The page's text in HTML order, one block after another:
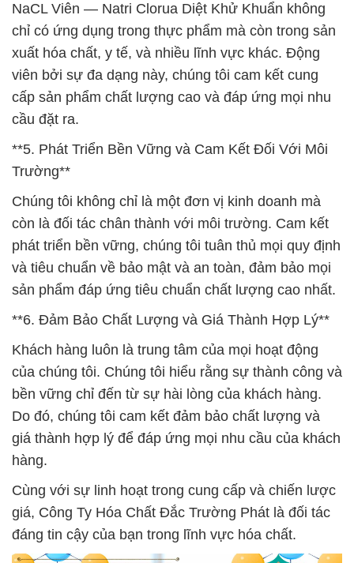
NaCL Viên — Natri Clorua Diệt Khử Khuẩn không
chỉ có ứng dụng trong thực phẩm mà còn trong sản
xuất hóa chất, y tế, và nhiều lĩnh vực khác. Động
viên bởi sự đa dạng này, chúng tôi cam kết cung
cấp sản phẩm chất lượng cao và đáp ứng mọi nhu
cầu đặt ra.
**5. Phát Triển Bền Vững và Cam Kết Đối Với Môi
Trường**
Chúng tôi không chỉ là một đơn vị kinh doanh mà
còn là đối tác chân thành với môi trường. Cam kết
phát triển bền vững, chúng tôi tuân thủ mọi quy định
và tiêu chuẩn về bảo mật và an toàn, đảm bảo mọi
sản phẩm đáp ứng tiêu chuẩn chất lượng cao nhất.
**6. Đảm Bảo Chất Lượng và Giá Thành Hợp Lý**
Khách hàng luôn là trung tâm của mọi hoạt động
của chúng tôi. Chúng tôi hiểu rằng sự thành công và
bền vững chỉ đến từ sự hài lòng của khách hàng.
Do đó, chúng tôi cam kết đảm bảo chất lượng và
giá thành hợp lý để đáp ứng mọi nhu cầu của khách
hàng.
Cùng với sự linh hoạt trong cung cấp và chiến lược
giá, Công Ty Hóa Chất Đắc Trường Phát là đối tác
đáng tin cậy của bạn trong lĩnh vực hóa chất.